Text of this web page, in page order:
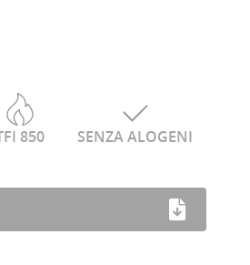
opzioni di montaggio
saldamente dai
artigli CRALLO
a vista
IEC 60754-1
850 SENZA ALOGENI